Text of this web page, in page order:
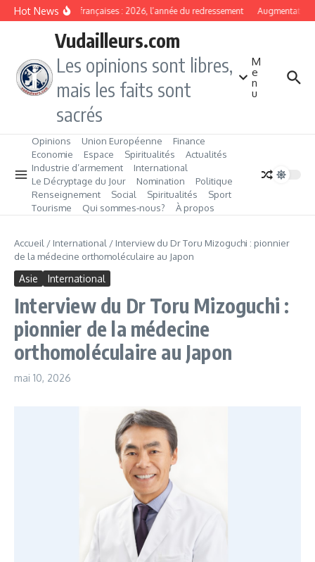
Aller au contenu
Hot NewsBanques françaises : 2026, l’année du redressement Augmentation
Vudailleurs.com
Les opinions sont libres,
mais les faits sont
sacrés
M
e
n
u
Opinions Union Européenne
Finance
Economie
Espace Spiritualités
Actualités
Industrie d’armement
International
Le Décryptage du Jour
Nomination
Politique
Renseignement
Social Spiritualités
Sport
Tourisme
Qui sommes‑nous? À propos
Accueil / International / Interview du Dr Toru Mizoguchi : pionnier
de la médecine orthomoléculaire au Japon
Asie International
Interview du Dr Toru Mizoguchi :
pionnier de la médecine
orthomoléculaire au Japon
mai 10, 2026